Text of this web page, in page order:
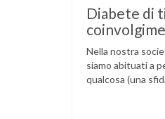
Diabete di
Nella nostra
siamo abituati a
qualcosa (una